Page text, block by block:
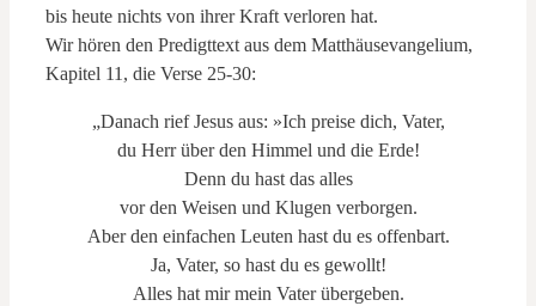
bis heute nichts von ihrer Kraft verloren hat.
Wir hören den Predigttext aus dem Matthäusevangelium,
Kapitel 11, die Verse 25-30:
„Danach rief Jesus aus: »Ich preise dich, Vater,
du Herr über den Himmel und die Erde!
Denn du hast das alles
vor den Weisen und Klugen verborgen.
Aber den einfachen Leuten hast du es offenbart.
Ja, Vater, so hast du es gewollt!
Alles hat mir mein Vater übergeben.